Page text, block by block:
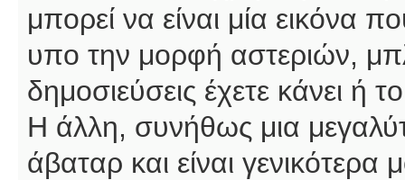
μπορεί να είναι μία εικόνα
υπο την μορφή αστεριών,
δημοσιεύσεις έχετε κάνει
Η άλλη, συνήθως μια
άβαταρ και είναι